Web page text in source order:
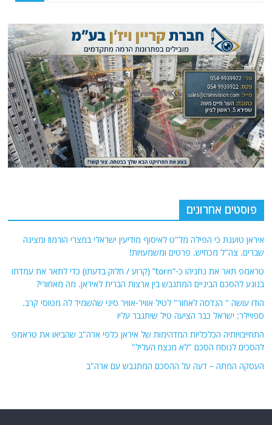
פוסטים אחרונים
איראן טוענת כי הפילה מל"ט לאיסוף מודיעין ישראלי במצרי הורמוז ומציגה
שברים. צה"ל מכחיש. פרטים ומשמעויות!
טראמפ תאר את נתניהו כ-“torn” (קרוע / חלוק בדעתו) כדי לתאר את עמדתו
בנוגע להסכם הביניים המתגבש בין ארצות הברית לאיראן. מה מאחורי?
הודו עושה " הנדסה לאחור" לטיל אוויר-אוויר סיני שהשמיד לה מטוסי קרב.
ספויילר: ישראל כבר הציעה טיל שיתגבר עליו
התחייבויותיה הכלכליות המדהימות של איראן כלפי ארה"ב שהביאו את טראמפ
להסכים לנוסח הסכם "לא מנצח העליל"
העסקה המתה – דעה על ההסכם המתגבש עם ארה"ב